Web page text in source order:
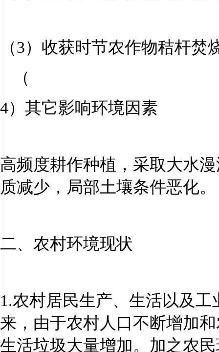
（3）收获时节农作物秸杆焚
（
4）其它影响环境因素
高频度耕作种植，采取大水
质减少，局部土壤条件恶化。
二、农村环境现状
1.农村居民生产、生活以及
来，由于农村人口不断增加
生活垃圾大量增加。加之农